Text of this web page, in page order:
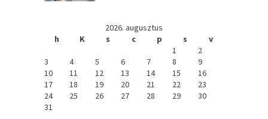
2026. augusztus
h
K s c p s
v
1
2
3
4 5 6 7 8
9
10
11 12 13 14 15
16
17
18 19 20 21 22
23
24
25 26 27 28 29
30
31